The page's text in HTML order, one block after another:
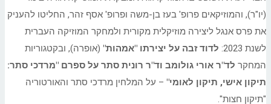
(יו"ר), והמוזיקאים פרופ' בעז בן-משה ופרופ' אסף זהר, החליטו להעניק
את פרס אנגל ליצירה מוזיקלית מקורית ולמחקר המוזיקה העברית
לשנת 2023:
לדוד זבה על יצירתו "אמהות" (אופרה), ובקטגוריות
המחקר לד"ר אורי גולומב וד"ר רונית סתר על ספרם "מרדכי סתר:
תיקון אישי, תיקון לאומי" – על המלחין מרדכי סתר והאורטוריה
"תיקון חצות".